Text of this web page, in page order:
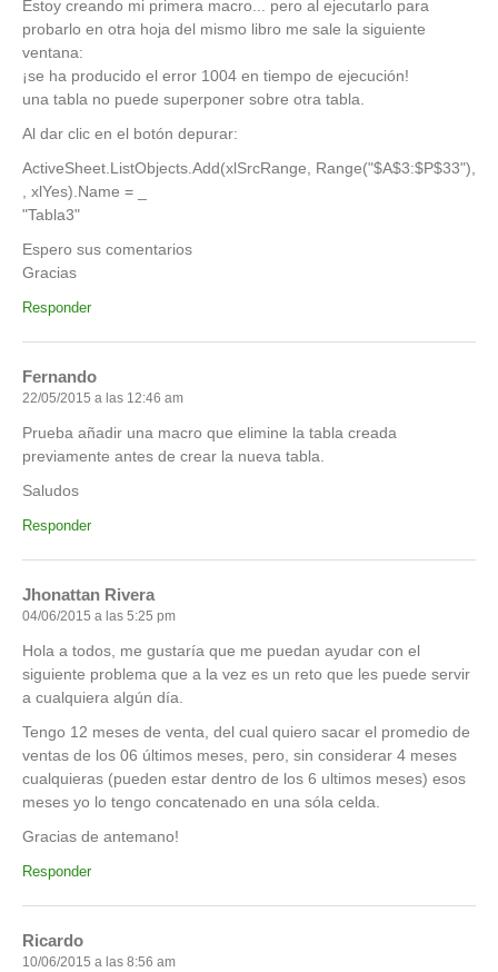
Estoy creando mi primera macro... pero al ejecutarlo para
probarlo en otra hoja del mismo libro me sale la siguiente
ventana:
¡se ha producido el error 1004 en tiempo de ejecución!
una tabla no puede superponer sobre otra tabla.
Al dar clic en el botón depurar:
ActiveSheet.ListObjects.Add(xlSrcRange, Range("$A$3:$P$33"),
, xlYes).Name = _
"Tabla3"
Espero sus comentarios
Gracias
Responder
Fernando
22/05/2015 a las 12:46 am
Prueba añadir una macro que elimine la tabla creada
previamente antes de crear la nueva tabla.
Saludos
Responder
Jhonattan Rivera
04/06/2015 a las 5:25 pm
Hola a todos, me gustaría que me puedan ayudar con el
siguiente problema que a la vez es un reto que les puede servir
a cualquiera algún día.
Tengo 12 meses de venta, del cual quiero sacar el promedio de
ventas de los 06 últimos meses, pero, sin considerar 4 meses
cualquieras (pueden estar dentro de los 6 ultimos meses) esos
meses yo lo tengo concatenado en una sóla celda.
Gracias de antemano!
Responder
Ricardo
10/06/2015 a las 8:56 am